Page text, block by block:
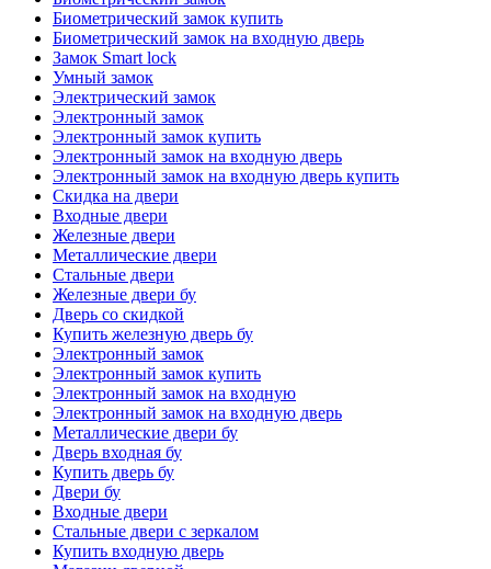
Биометрический замок купить
Биометрический замок на входную дверь
Замок Smart lock
Умный замок
Электрический замок
Электронный замок
Электронный замок купить
Электронный замок на входную дверь
Электронный замок на входную дверь купить
Скидка на двери
Входные двери
Железные двери
Металлические двери
Стальные двери
Железные двери бу
Дверь со скидкой
Купить железную дверь бу
Электронный замок
Электронный замок купить
Электронный замок на входную
Электронный замок на входную дверь
Металлические двери бу
Дверь входная бу
Купить дверь бу
Двери бу
Входные двери
Стальные двери с зеркалом
Купить входную дверь